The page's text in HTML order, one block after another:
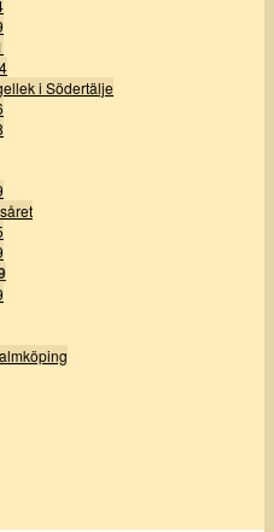
i Södertälje